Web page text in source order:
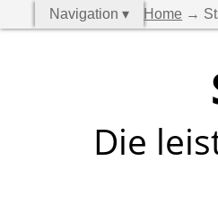
Navigation ▾ Home →
Die